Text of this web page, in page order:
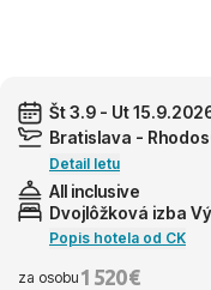
Št 3.9 - Ut
Bratislava - Rhodos
Detail letu
All inclusive
Dvojlôžková izba
Popis hotela od CK
za osobu 1 520 €